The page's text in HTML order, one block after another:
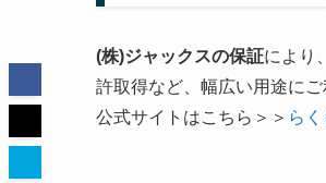
(株)ジャックスの保証により、
許取得など、幅広い用途にご
公式サイトはこちら＞＞ ら